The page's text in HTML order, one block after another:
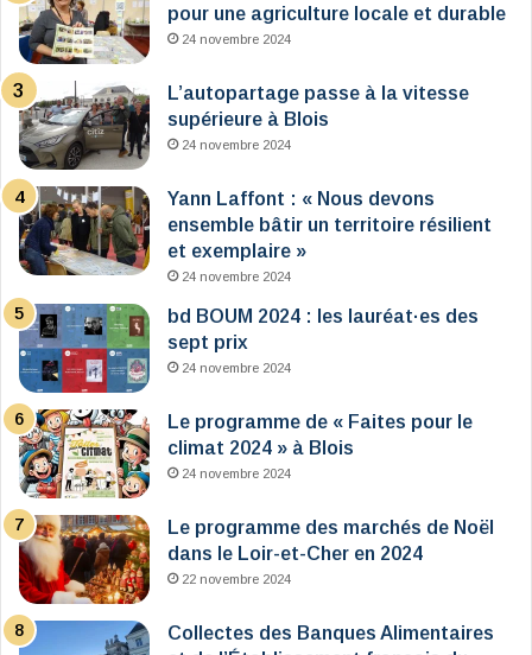
pour une agriculture locale et durable
24 novembre 2024
L’autopartage passe à la vitesse
supérieure à Blois
24 novembre 2024
Yann Laffont : « Nous devons
ensemble bâtir un territoire résilient
et exemplaire »
24 novembre 2024
bd BOUM 2024 : les lauréat·es des
sept prix
24 novembre 2024
Le programme de « Faites pour le
climat 2024 » à Blois
24 novembre 2024
Le programme des marchés de Noël
dans le Loir-et-Cher en 2024
22 novembre 2024
Collectes des Banques Alimentaires